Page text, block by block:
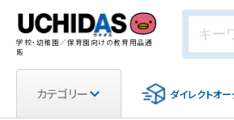
学校・幼稚園／保育園向けの教育用品通
販
カテゴリー ダイレクトオー